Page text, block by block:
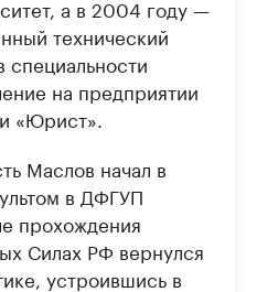
а в 2004 году —
технический
специальности
на предприятии
«Юрист».
Маслов начал в
в ДФГУП
прохождения
Силах РФ вернулся
устроившись в